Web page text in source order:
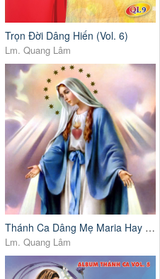
Trọn Đời Dâng Hiến (Vol. 6)
Lm. Quang Lâm
Thánh Ca Dâng Mẹ Maria Hay Nhất
Lm. Quang Lâm